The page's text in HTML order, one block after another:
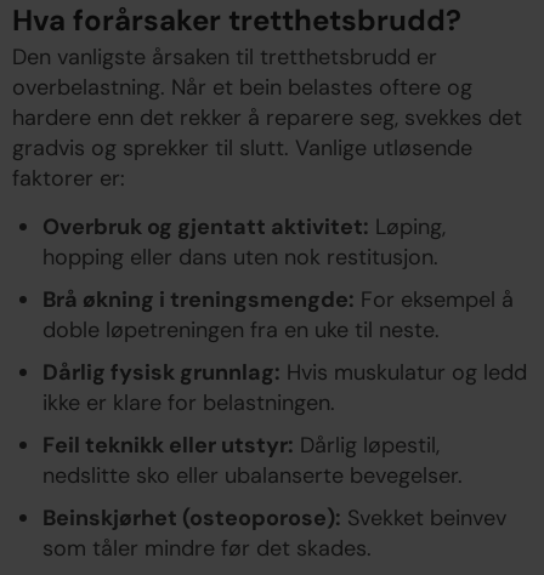
Hva forårsaker tretthetsbrudd?
Den vanligste årsaken til tretthetsbrudd er
overbelastning. Når et bein belastes oftere og
hardere enn det rekker å reparere seg, svekkes det
gradvis og sprekker til slutt. Vanlige utløsende
faktorer er:
Overbruk og gjentatt aktivitet: Løping,
hopping eller dans uten nok restitusjon.
Brå økning i treningsmengde: For eksempel å
doble løpetreningen fra en uke til neste.
Dårlig fysisk grunnlag: Hvis muskulatur og ledd
ikke er klare for belastningen.
Feil teknikk eller utstyr: Dårlig løpestil,
nedslitte sko eller ubalanserte bevegelser.
Beinskjørhet (osteoporose): Svekket beinvev
som tåler mindre før det skades.